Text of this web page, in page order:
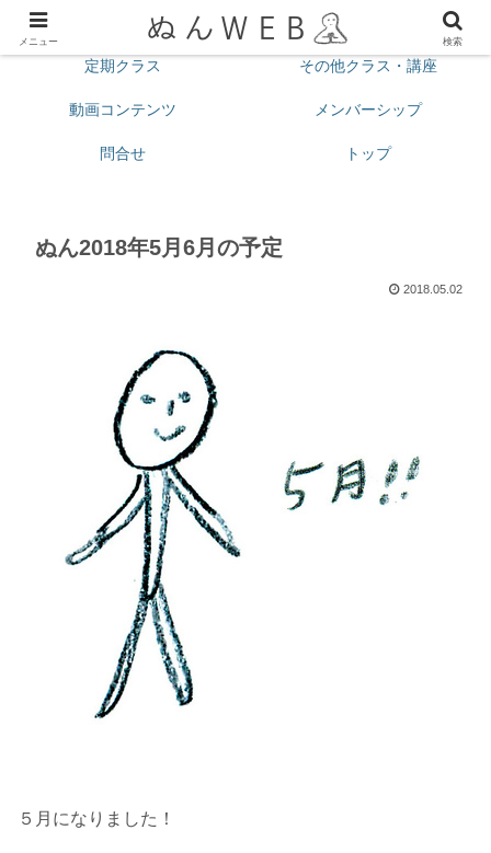
プロフィール 今月の予定
定期クラス その他クラス・講座
動画コンテンツ メンバーシップ
問合せ トップ
ぬん2018年5月6月の予定
2018.05.02
５月になりました！
メニュー 検索